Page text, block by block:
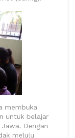
membuka
untuk belajar
Dengan
melulu